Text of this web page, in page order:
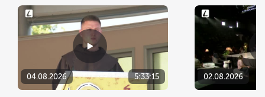
04.08.2026 5:33:15 02.08.2026